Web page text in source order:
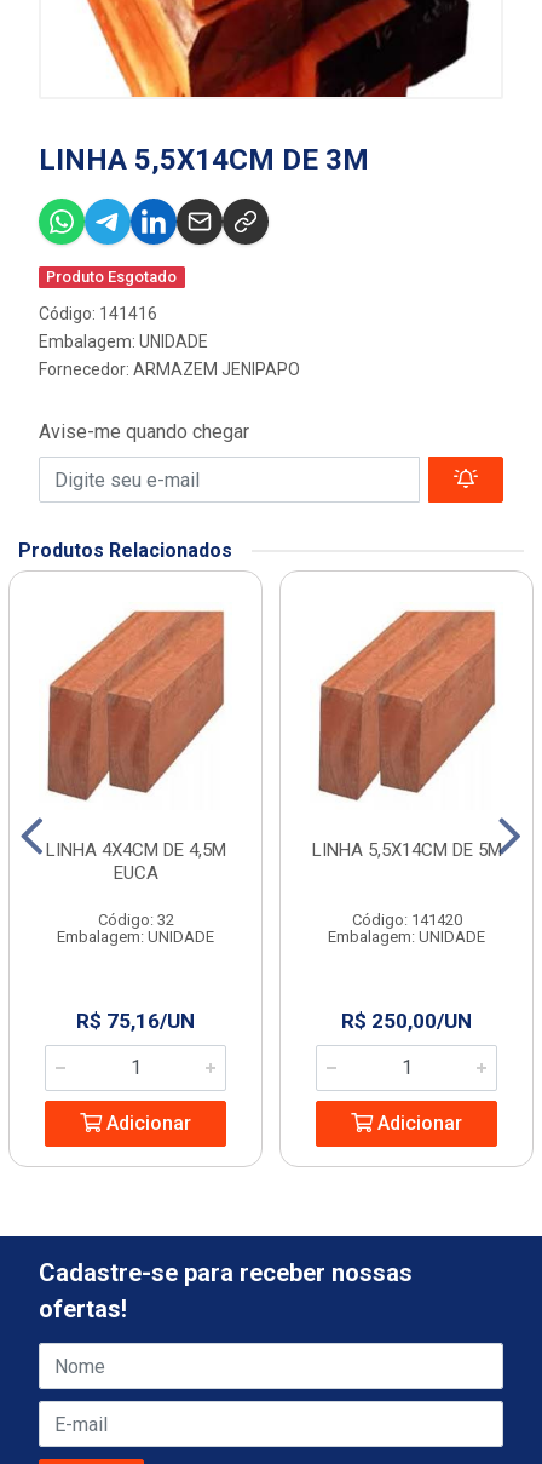
LINHA 5,5X14CM DE 3M
Produto Esgotado
Código: 141416
Embalagem: UNIDADE
Fornecedor: ARMAZEM JENIPAPO
Avise-me quando chegar
Produtos Relacionados
LINHA 4X4CM DE 4,5M
EUCA
Código: 32
Embalagem: UNIDADE
R$ 75,16/UN
Adicionar
LINHA 5,5X14CM DE 5M
Código: 141420
Embalagem: UNIDADE
R$ 250,00/UN
Adicionar
Cadastre-se para receber nossas
ofertas!